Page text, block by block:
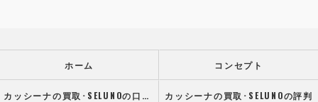
ホーム コンセプト
カッシーナの買取･SELUNOの口コミ情報 カッシーナの買取･SELUNOの評判